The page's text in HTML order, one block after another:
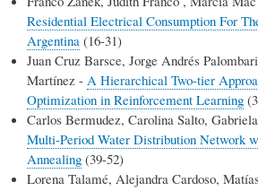
Residential Electrical Consumption For
Argentina (16-31)
Juan Cruz Barsce, Jorge Andrés
Martínez - A Hierarchical Two-tier
Optimization in Reinforcement Learning
Carlos Bermudez, Carolina Salto,
Multi-Period Water Distribution Network
Annealing (39-52)
Lorena Talamé, Alejandra Cardoso,